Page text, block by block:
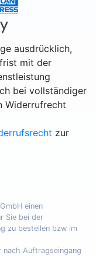
ausdrücklich,
mit der
bei vollständiger
Widerrufrecht
zur
einen
Sie bei der
zu bestellen bzw im
Auftragseingang